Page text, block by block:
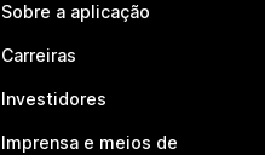
Sobre a aplicação
Carreiras
Investidores
Imprensa e meios de